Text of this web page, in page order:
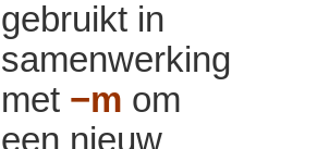
gebruikt in
samenwerking
met −m om
een nieuw